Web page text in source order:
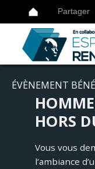
Partager
ÉVÈNEMENT
HORS
Vous vous
l’ambiance